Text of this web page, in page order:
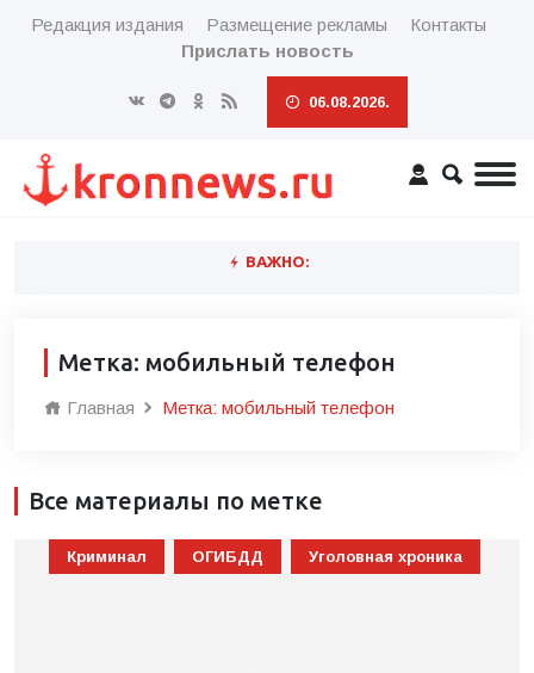
Редакция издания Размещение рекламы
Контакты
Прислать новость
06.08.2026.
ВАЖНО:
Метка: мобильный телефон
Главная Метка: мобильный телефон
Все материалы по метке
Криминал ОГИБДД Уголовная хроника